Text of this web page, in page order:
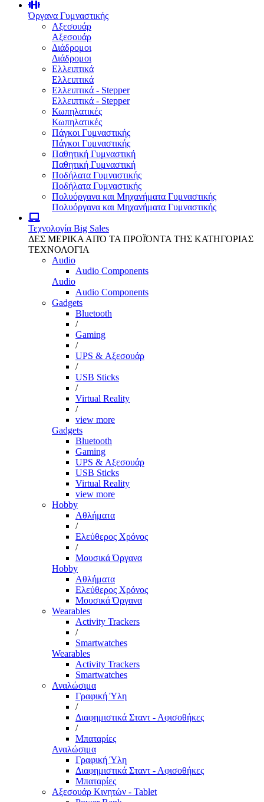
Όργανα Γυμναστικής
Αξεσουάρ
Αξεσουάρ
Διάδρομοι
Διάδρομοι
Ελλειπτικά
Ελλειπτικά
Ελλειπτικά - Stepper
Ελλειπτικά - Stepper
Κωπηλατικές
Κωπηλατικές
Πάγκοι Γυμναστικής
Πάγκοι Γυμναστικής
Παθητική Γυμναστική
Παθητική Γυμναστική
Ποδήλατα Γυμναστικής
Ποδήλατα Γυμναστικής
Πολυόργανα και Μηχανήματα Γυμναστικής
Πολυόργανα και Μηχανήματα Γυμναστικής
Τεχνολογία Big Sales
ΔΕΣ ΜΕΡΙΚΑ ΑΠΌ ΤΑ ΠΡΟΪΌΝΤΑ ΤΗΣ ΚΑΤΗΓΟΡΙΑΣ
ΤΕΧΝΟΛΟΓΙΑ
Audio
Audio Components
Audio
Audio Components
Gadgets
Bluetooth
/
Gaming
/
UPS & Αξεσουάρ
/
USB Sticks
/
Virtual Reality
/
view more
Gadgets
Bluetooth
Gaming
UPS & Αξεσουάρ
USB Sticks
Virtual Reality
view more
Hobby
Αθλήματα
/
Ελεύθερος Χρόνος
/
Μουσικά Όργανα
Hobby
Αθλήματα
Ελεύθερος Χρόνος
Μουσικά Όργανα
Wearables
Activity Trackers
/
Smartwatches
Wearables
Activity Trackers
Smartwatches
Αναλώσιμα
Γραφική Ύλη
/
Διαφημιστικά Σταντ - Αφισοθήκες
/
Μπαταρίες
Αναλώσιμα
Γραφική Ύλη
Διαφημιστικά Σταντ - Αφισοθήκες
Μπαταρίες
Αξεσουάρ Κινητών - Tablet